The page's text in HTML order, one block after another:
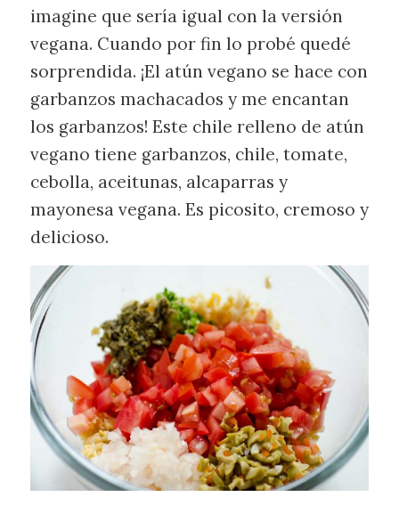
imagine que sería igual con la versión
vegana. Cuando por fin lo probé quedé
sorprendida. ¡El atún vegano se hace con
garbanzos machacados y me encantan
los garbanzos! Este chile relleno de atún
vegano tiene garbanzos, chile, tomate,
cebolla, aceitunas, alcaparras y
mayonesa vegana. Es picosito, cremoso y
delicioso.